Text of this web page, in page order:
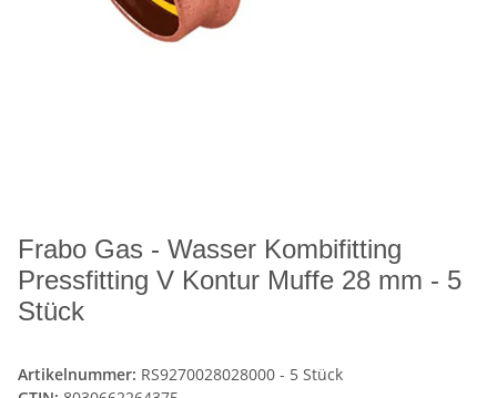
Frabo Gas - Wasser Kombifitting
Pressfitting V Kontur Muffe 28 mm - 5
Stück
Artikelnummer: RS9270028028000 - 5 Stück